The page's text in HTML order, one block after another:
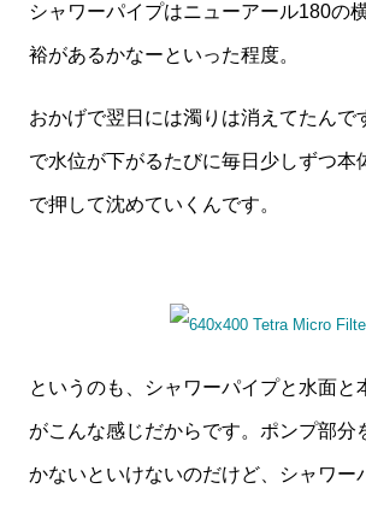
シャワーパイプはニューアール180の
裕があるかなーといった程度。
おかげで翌日には濁りは消えてたんで
で水位が下がるたびに毎日少しずつ本
で押して沈めていくんです。
というのも、シャワーパイプと水面と
がこんな感じだからです。ポンプ部分
かないといけないのだけど、シャワー